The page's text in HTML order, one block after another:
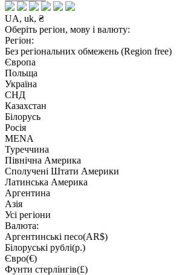
UA, uk, ₴
Оберіть регіон, мову і валюту:
Регіон:
Без регіональних обмежень (Region free)
Європа
Польща
Україна
СНД
Казахстан
Білорусь
Росія
MENA
Туреччина
Північна Америка
Сполучені Штати Америки
Латинська Америка
Аргентина
Азія
Усі регіони
Валюта:
Аргентинські песо(AR$)
Білоруські рублі(р.)
Євро(€)
Фунти стерлінгів(£)